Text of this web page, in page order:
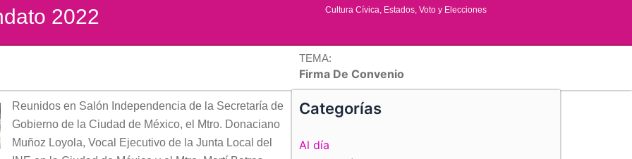
2022
Cultura Cívica Estados ,Voto y Elecciones
TEMA:
Firma De Convenio
Reunidos en Salón Independencia de la Secretaría de
Gobierno de la Ciudad de México, el Mtro. Donaciano
Muñoz Loyola, Vocal Ejecutivo de la Junta Local del
Categorías
Al día